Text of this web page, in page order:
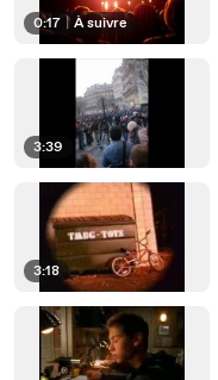
0:17 | À suivre
3:39
3:18